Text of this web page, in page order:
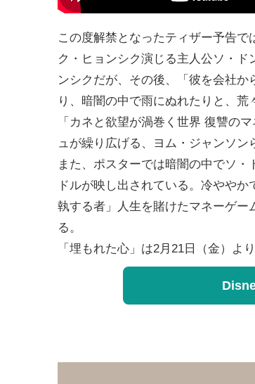
この度解禁となったティザー予告
ク・ヒョンシク演じる主人公ソ・
ンシクだが、その後、「彼を会社
り、暗闇の中で雨にぬれたりと、荒
「カネと欲望が渦巻く世界 復讐の
ュが繰り広げる、ヨム・ジャンソン
また、ポスターでは暗闇の中でソ
ドルが映し出されている。冷やや
執する者」人生を賭けたマネーゲー
る。
「埋もれた心」は2月21日（金）よ